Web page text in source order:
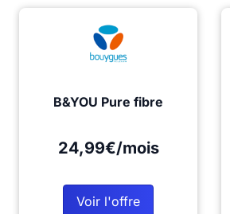
B&YOU Pure fibre
24,99€/mois
Voir l'offre